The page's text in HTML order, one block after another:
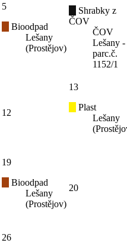
5
Bioodpad
Lešany
(Prostějov)
Shrabky z
ČOV
ČOV
Lešany -
parc.č.
1152/1
12
13
Plast
Lešany
19
Bioodpad
Lešany
(Prostějov)
20
26